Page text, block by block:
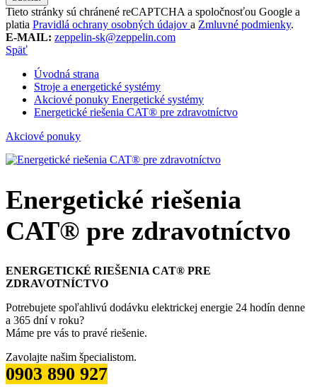
Tieto stránky sú chránené reCAPTCHA a spoločnosťou Google a
platia Pravidlá ochrany osobných údajov a Zmluvné podmienky.
E-MAIL: zeppelin-sk@zeppelin.com
Späť
Úvodná strana
Stroje a energetické systémy
Akciové ponuky Energetické systémy
Energetické riešenia CAT® pre zdravotníctvo
Akciové ponuky
Energetické riešenia
CAT® pre zdravotníctvo
ENERGETICKÉ RIEŠENIA CAT® PRE
ZDRAVOTNÍCTVO
Potrebujete spoľahlivú dodávku elektrickej energie 24 hodín denne
a 365 dní v roku?
Máme pre vás to pravé riešenie.
Zavolajte našim špecialistom.
0903 890 927